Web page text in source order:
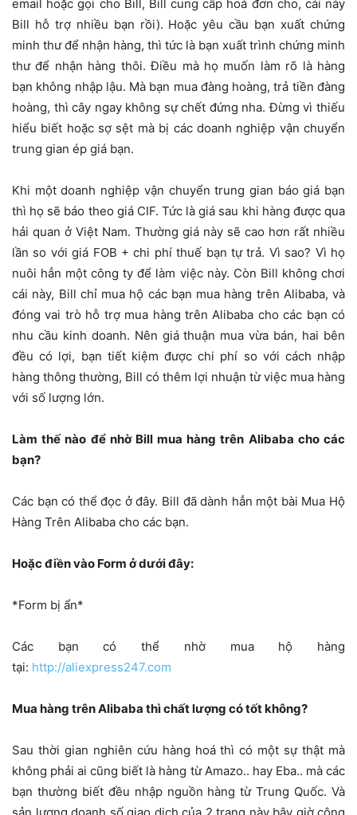
email hoặc gọi cho Bill, Bill cung cấp hoá đơn cho, cái này
Bill hỗ trợ nhiều bạn rồi). Hoặc yêu cầu bạn xuất chứng
minh thư để nhận hàng, thì tức là bạn xuất trình chứng minh
thư để nhận hàng thôi. Điều mà họ muốn làm rõ là hàng
bạn không nhập lậu. Mà bạn mua đàng hoàng, trả tiền đàng
hoàng, thì cây ngay không sự chết đứng nha. Đừng vì thiếu
hiểu biết hoặc sợ sệt mà bị các doanh nghiệp vận chuyển
trung gian ép giá bạn.
Khi một doanh nghiệp vận chuyển trung gian báo giá bạn
thì họ sẽ báo theo giá CIF. Tức là giá sau khi hàng được qua
hải quan ở Việt Nam. Thường giá này sẽ cao hơn rất nhiều
lần so với giá FOB + chi phí thuế bạn tự trả. Vì sao? Vì họ
nuôi hẳn một công ty để làm việc này. Còn Bill không chơi
cái này, Bill chỉ mua hộ các bạn mua hàng trên Alibaba, và
đóng vai trò hỗ trợ mua hàng trên Alibaba cho các bạn có
nhu cầu kinh doanh. Nên giá thuận mua vừa bán, hai bên
đều có lợi, bạn tiết kiệm được chi phí so với cách nhập
hàng thông thường, Bill có thêm lợi nhuận từ việc mua hàng
với số lượng lớn.
Làm thế nào để nhờ Bill mua hàng trên Alibaba cho các
bạn?
Các bạn có thể đọc ở đây. Bill đã dành hẳn một bài Mua Hộ
Hàng Trên Alibaba cho các bạn.
Hoặc điền vào Form ở dưới đây:
*Form bị ẩn*
Các bạn có thể nhờ mua hộ hàng
tại: http://aliexpress247.com
Mua hàng trên Alibaba thì chất lượng có tốt không?
Sau thời gian nghiên cứu hàng hoá thì có một sự thật mà
không phải ai cũng biết là hàng từ Amazo.. hay Eba.. mà các
bạn thường biết đều nhập nguồn hàng từ Trung Quốc. Và